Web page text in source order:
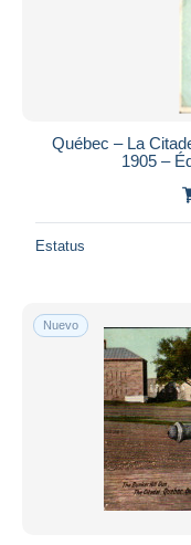
Québec – La
1905 –
Estatus
Nuevo